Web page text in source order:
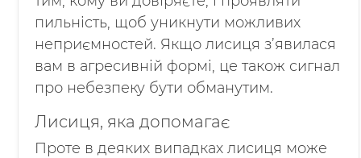
пильність, щоб уникнути можливих
неприємностей. Якщо лисиця з’явилася
вам в агресивній формі, це також сигнал
про небезпеку бути обманутим.
Лисиця, яка допомагає
Проте в деяких випадках лисиця може